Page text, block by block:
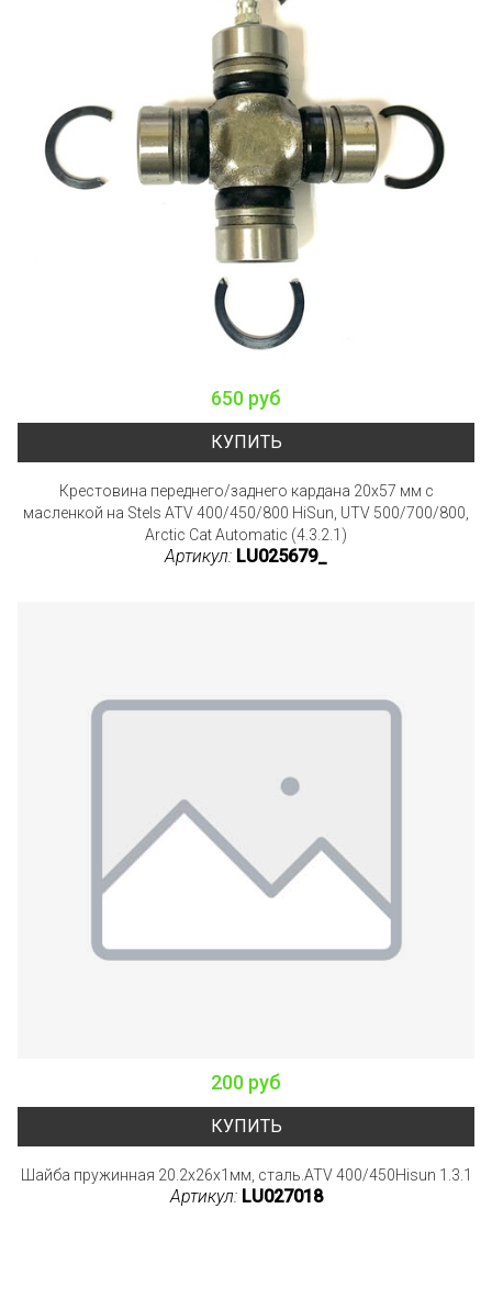
650 руб
КУПИТЬ
Крестовина переднего/заднего кардана 20x57 мм с
масленкой на Stels ATV 400/450/800 HiSun, UTV 500/700/800,
Arctic Cat Automatic (4.3.2.1)
Артикул: LU025679_
200 руб
КУПИТЬ
Шайба пружинная 20.2x26x1мм, сталь.ATV 400/450Hisun 1.3.1
Артикул: LU027018